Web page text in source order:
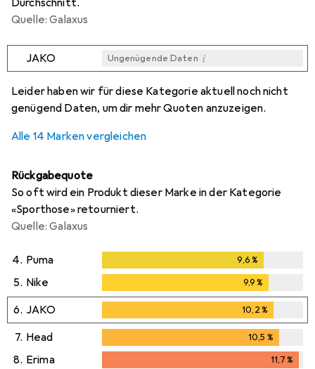
Quelle: Galaxus
JAKO Ungenügende Daten i
Leider haben wir für diese Kategorie aktuell noch nicht
genügend Daten, um dir mehr Quoten anzuzeigen.
Alle 14 Marken vergleichen
Rückgabequote
So oft wird ein Produkt dieser Marke in der Kategorie
«Sporthose» retourniert.
Quelle: Galaxus
4. Puma 9,6%
5. Nike 9,9%
6. JAKO 10,2%
10,2%
7. Head 10,5 %
10,5%
8. Erima 11,7%